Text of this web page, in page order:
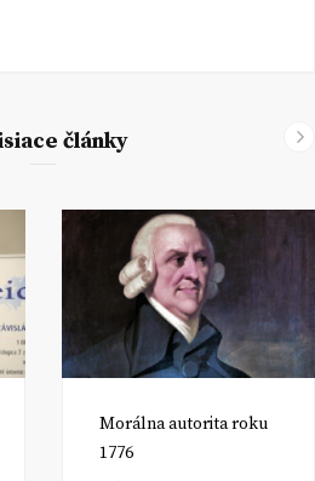
články
Morálna autorita roku
1776